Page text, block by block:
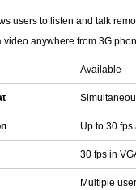
users to listen and talk
anywhere from 3G
Available
Up to 30
30 fps in
Multiple